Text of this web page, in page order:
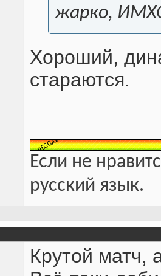
жарко,
Хороший,
стараются.
Если не
русский язык.
Крутой матч,